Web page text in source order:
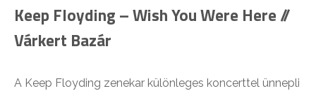
Keep Floyding – Wish You Were Here //
Várkert Bazár
A Keep Floyding zenekar különleges koncerttel ünnepli